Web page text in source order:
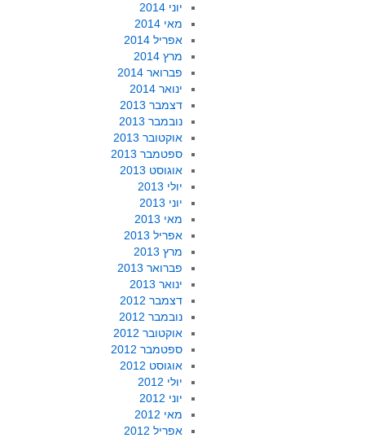
יוני 2014
מאי 2014
אפריל 2014
מרץ 2014
פברואר 2014
ינואר 2014
דצמבר 2013
נובמבר 2013
אוקטובר 2013
ספטמבר 2013
אוגוסט 2013
יולי 2013
יוני 2013
מאי 2013
אפריל 2013
מרץ 2013
פברואר 2013
ינואר 2013
דצמבר 2012
נובמבר 2012
אוקטובר 2012
ספטמבר 2012
אוגוסט 2012
יולי 2012
יוני 2012
מאי 2012
אפריל 2012